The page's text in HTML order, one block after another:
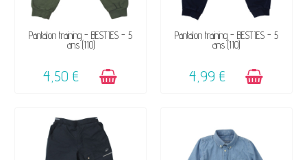
DISPONIBLE
Pantalon training - BESTIES - 5
ans (110)
4,50 €
DISPONIBLE
Pantalon training - BESTIES - 5
ans (110)
4,99 €